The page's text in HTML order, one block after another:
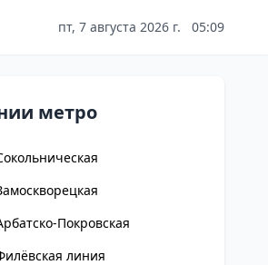
пт, 7 августа 2026 г. 05:09
метро
Покровская
линия